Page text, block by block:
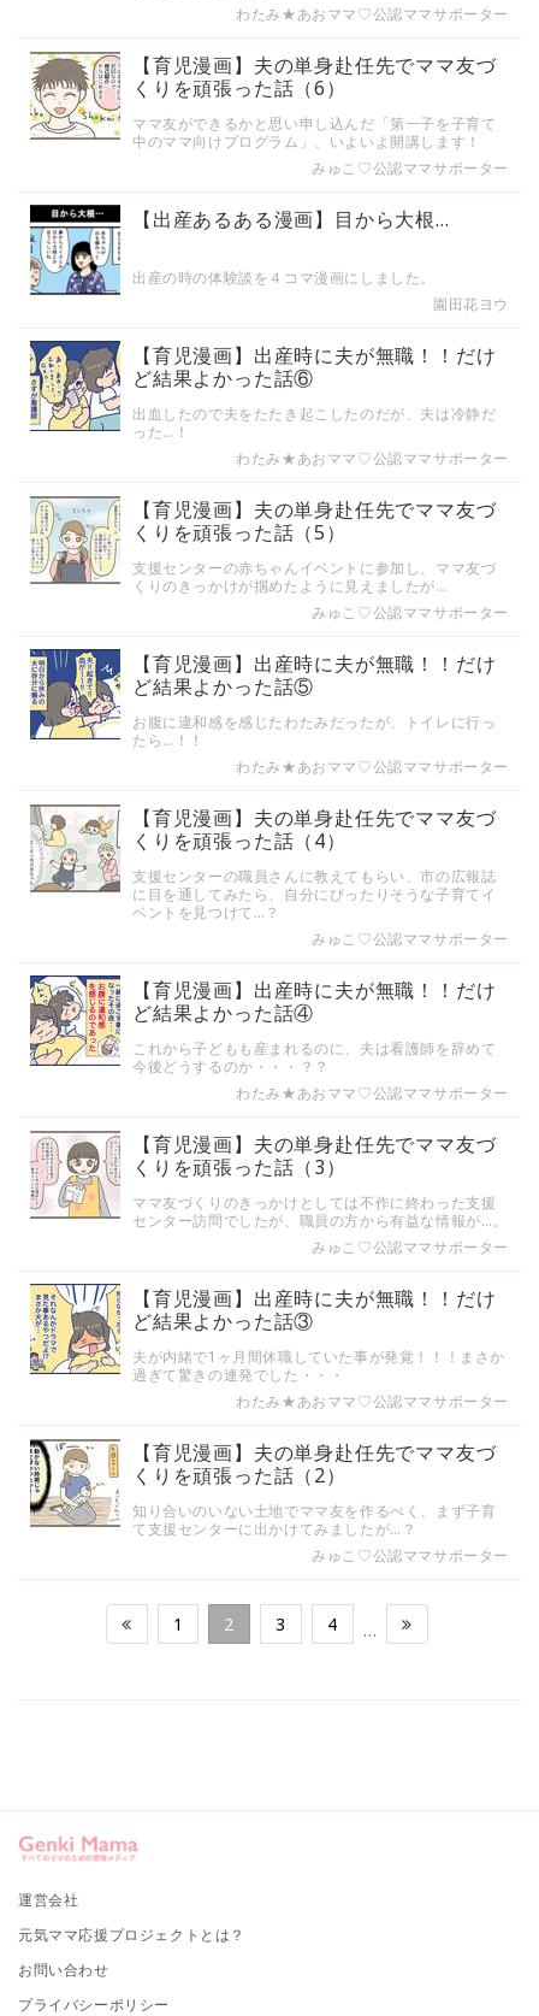
わたみ★あおママ♡公認ママサポーター
【育児漫画】夫の単身赴任先でママ友づ
くりを頑張った話（6）
ママ友ができるかと思い申し込んだ「第一子を子育て
中のママ向けプログラム」、いよいよ開講します！
みゅこ♡公認ママサポーター
【出産あるある漫画】目から大根…
出産の時の体験談を４コマ漫画にしました。
園田花ヨウ
【育児漫画】出産時に夫が無職！！だけ
ど結果よかった話⑥
出血したので夫をたたき起こしたのだが、夫は冷静だ
った…！
わたみ★あおママ♡公認ママサポーター
【育児漫画】夫の単身赴任先でママ友づ
くりを頑張った話（5）
支援センターの赤ちゃんイベントに参加し、ママ友づ
くりのきっかけが掴めたように見えましたが…
みゅこ♡公認ママサポーター
【育児漫画】出産時に夫が無職！！だけ
ど結果よかった話⑤
お腹に違和感を感じたわたみだったが、トイレに行っ
たら…！！
わたみ★あおママ♡公認ママサポーター
【育児漫画】夫の単身赴任先でママ友づ
くりを頑張った話（4）
支援センターの職員さんに教えてもらい、市の広報誌
に目を通してみたら、自分にぴったりそうな子育てイ
ベントを見つけて…？
みゅこ♡公認ママサポーター
【育児漫画】出産時に夫が無職！！だけ
ど結果よかった話④
これから子どもも産まれるのに、夫は看護師を辞めて
今後どうするのか・・・？？
わたみ★あおママ♡公認ママサポーター
【育児漫画】夫の単身赴任先でママ友づ
くりを頑張った話（3）
ママ友づくりのきっかけとしては不作に終わった支援
センター訪問でしたが、職員の方から有益な情報が…。
みゅこ♡公認ママサポーター
【育児漫画】出産時に夫が無職！！だけ
ど結果よかった話③
夫が内緒で1ヶ月間休職していた事が発覚！！！まさか
過ぎて驚きの連発でした・・・
わたみ★あおママ♡公認ママサポーター
【育児漫画】夫の単身赴任先でママ友づ
くりを頑張った話（2）
知り合いのいない土地でママ友を作るべく、まず子育
て支援センターに出かけてみましたが…？
みゅこ♡公認ママサポーター
1 2 3 4 …
運営会社
元気ママ応援プロジェクトとは？
お問い合わせ
プライバシーポリシー